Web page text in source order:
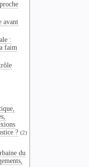
avant
:
faim
? (2)
du